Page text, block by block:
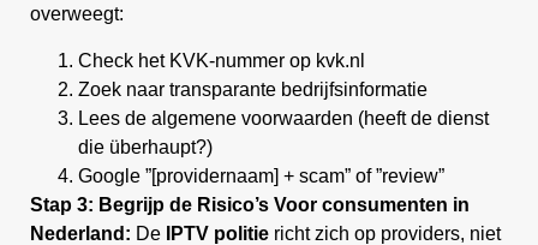
overweegt:
Check het KVK-nummer op kvk.nl
Zoek naar transparante bedrijfsinformatie
Lees de algemene voorwaarden (heeft de dienst
die überhaupt?)
Google ”[providernaam] + scam” of ”review”
Stap 3: Begrijp de Risico’s Voor consumenten in
Nederland: De IPTV politie richt zich op providers, niet